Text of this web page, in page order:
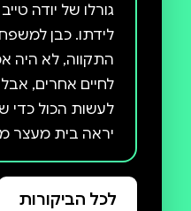
גורלו של יודה
לידתו. כבן
התקווה, לא היה
לחיים אחרים,
לעשות הכול כדי
יראה בית מעצר
אחרי שהפך
אהוב ולאיש
לכל הביקורות